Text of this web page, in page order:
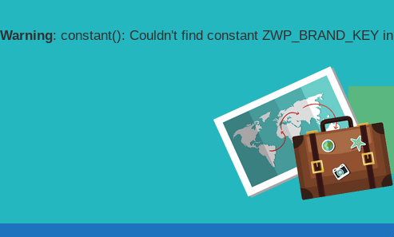
Warning: constant(): Couldn't find constant ZWP_BRAND_KEY in